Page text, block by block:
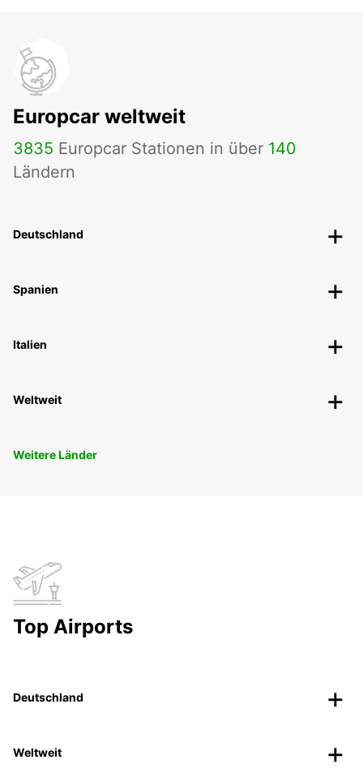
Europcar weltweit
3835 Europcar Stationen in über 140
Ländern
Deutschland
Spanien
Italien
Weltweit
Weitere Länder
Top Airports
Deutschland
Weltweit